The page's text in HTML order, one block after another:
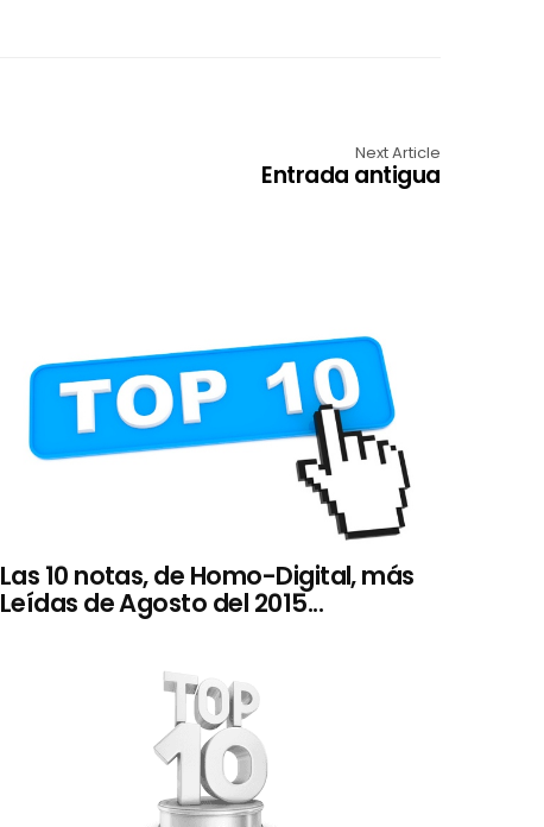
Next Article
Entrada antigua
Las 10 notas, de Homo-Digital, más
Leídas de Agosto del 2015...